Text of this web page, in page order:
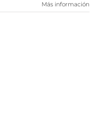
Más información